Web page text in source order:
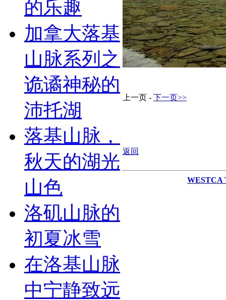
的乐趣
加拿大落基
山脉系列之
诡谲神秘的
沛托湖
落基山脉，
秋天的湖光
山色
洛矶山脉的
初夏冰雪
在洛基山脉
中宁静致远
上一页 - 下一页>>
返回
WESTCA